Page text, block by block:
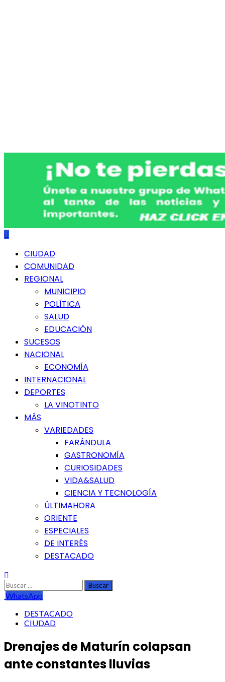
Menú
principal
CIUDAD
COMUNIDAD
REGIONAL
MUNICIPIO
POLÍTICA
SALUD
EDUCACIÓN
SUCESOS
NACIONAL
ECONOMÍA
INTERNACIONAL
DEPORTES
LA VINOTINTO
MÁS
VARIEDADES
FARÁNDULA
GASTRONOMÍA
CURIOSIDADES
VIDA&SALUD
CIENCIA Y TECNOLOGÍA
ÚLTIMAHORA
ORIENTE
ESPECIALES
DE INTERÉS
DESTACADO
Buscar:
WhatsApp
DESTACADO
CIUDAD
Drenajes de Maturín colapsan
ante constantes lluvias